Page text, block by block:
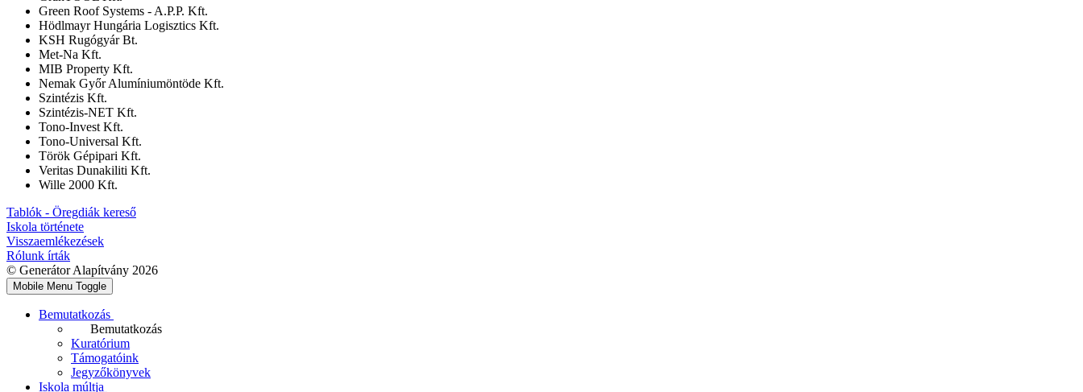
Green Roof Systems - A.P.P. Kft.
Hödlmayr Hungária Logisztics Kft.
KSH Rugógyár Bt.
Met-Na Kft.
MIB Property Kft.
Nemak Győr Alumíniumöntöde Kft.
Szintézis Kft.
Szintézis-NET Kft.
Tono-Invest Kft.
Tono-Universal Kft.
Török Gépipari Kft.
Veritas Dunakiliti Kft.
Wille 2000 Kft.
Tablók - Öregdiák kereső
Iskola története
Visszaemlékezések
Rólunk írták
© Generátor Alapítvány 2026
Mobile Menu Toggle
Bemutatkozás
Bemutatkozás
Kuratórium
Támogatóink
Jegyzőkönyvek
Iskola múltja